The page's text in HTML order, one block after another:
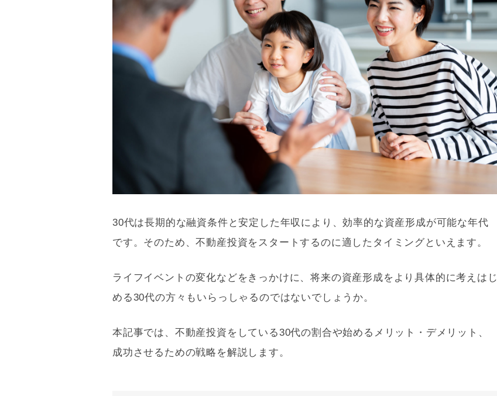
30代は長期的な融資条件と安定した年収により、効率的な資産形成が可能な年代
です。そのため、不動産投資をスタートするのに適したタイミングといえます。
ライフイベントの変化などをきっかけに、将来の資産形成をより具体的に考えはじ
める30代の方々もいらっしゃるのではないでしょうか。
本記事では、不動産投資をしている30代の割合や始めるメリット・デメリット、
成功させるための戦略を解説します。